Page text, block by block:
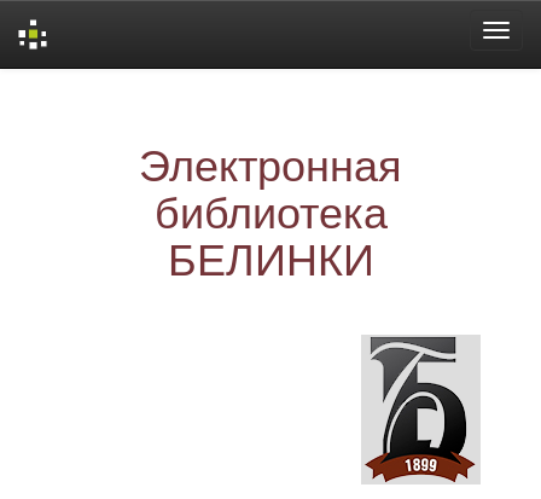
Электронная
библиотека
БЕЛИНКИ